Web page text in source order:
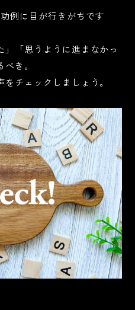
例に目が行きがちです
「思うように進まなかっ
き。
チェックしましょう。